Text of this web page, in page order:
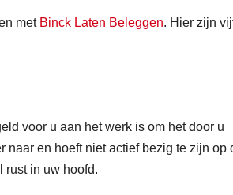
metBinck Laten Beleggen. Hier zijn
voor u aan het werk is om het door u
naar en hoeft niet actief bezig te zijn op
rust in uw hoofd.